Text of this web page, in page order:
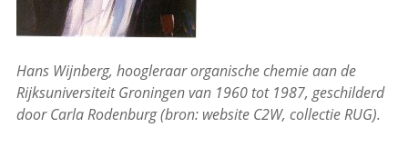
Hans Wijnberg, hoogleraar organische chemie aan de
Rijksuniversiteit Groningen van 1960 tot 1987, geschilderd
door Carla Rodenburg (bron: website C2W, collectie RUG).